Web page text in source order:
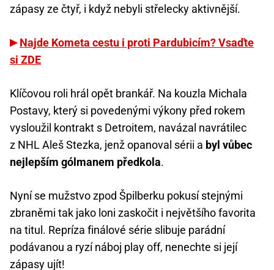
zápasy ze čtyř, i když nebyli střelecky aktivnější.
Najde Kometa cestu i proti Pardubicím? Vsaďte
si ZDE
Klíčovou roli hrál opět brankář. Na kouzla Michala
Postavy, který si povedenými výkony před rokem
vysloužil kontrakt s Detroitem, navázal navrátilec
z NHL Aleš Stezka, jenž opanoval sérii a byl vůbec
nejlepším gólmanem předkola.
Nyní se mužstvo zpod Špilberku pokusí stejnými
zbraněmi tak jako loni zaskočit i největšího favorita
na titul. Repríza finálové série slibuje parádní
podávanou a ryzí náboj play off, nenechte si její
zápasy ujít!